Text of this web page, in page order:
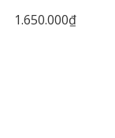
1.650.000₫